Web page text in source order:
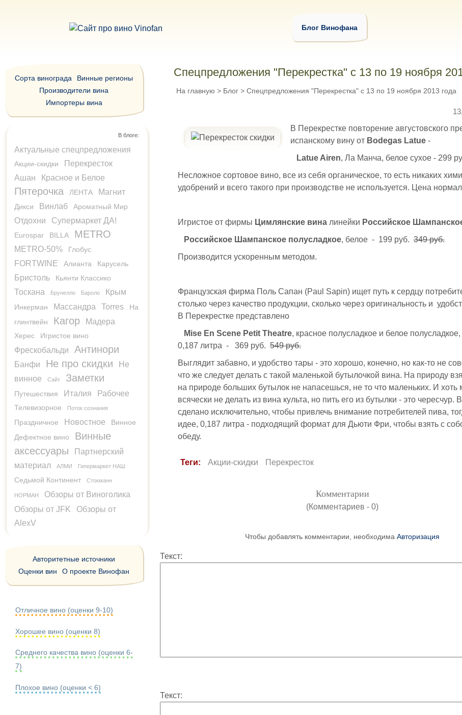
Блог Винофана
Спецпредложения "Перекрестка" с 13 по 19 ноября
На главную > Блог >Спецпредложения "Перекрестка" с 13 по 19 ноября 2013 года
В Перекрестке повторение августовского
испанскому вину от Bodegas Latue-
Latue Airen, Ла Манча, белое сухое - 299
Несложное сортовое вино, все из себя органическое, то есть никаких
удобрений и всего такого при производстве не используется. Цена
Игристое от фирмы Цимлянские виналинейки Российское
Российское Шампанское полусладкое, белое - 199 руб.349 руб.
Производится ускоренным методом.
Французская фирма Поль Сапан (Paul Sapin) ищет путь к сердцу
столько через качество продукции, сколько через оригинальность и
В Перекрестке представлено
Mise En Scene Petit Theatre, красное полусладкое и белое полусладкое,
0,187 литра - 369 руб.549 руб.
Выглядит забавно, и удобство тары - это хорошо, конечно, но как-то не
что же следует делать с такой маленькой бутылочкой вина. На природу
на природе больших бутылок не напасешься, не то что маленьких. И хоть
всячески не делать из вина культа, но пить его из бутылки - это чересчур.
сделано исключительно, чтобы привлечь внимание потребителей пива,
идее, 0,187 литра - подходящий формат для Дьюти Фри, чтобы взять с
обеду.
Теги: Акции-скидки Перекресток
Комментарии
(Комментариев - 0)
Чтобы добавлять комментарии, необходима Авторизация
Текст:
Текст:
Сорта винограда
Винные регионы
Производители вина
Импортеры вина
В блоге:
Актуальные спецпредложения
Акции-скидки
Перекресток
Ашан
Красное и Белое
Пятерочка ЛЕНТА Магнит
Дикси Винлаб Ароматный Мир
Отдохни Супермаркет ДА!
Eurospar BILLA METRO
METRO-50% Глобус
FORTWINE Алианта Карусель
Бристоль Кьянти Классико
Тоскана Брунелло Бароло Крым
Инкерман Массандра Torres
На
глинтвейн
Кагор Мадера
Херес Игристое вино
Фрескобальди Антинори
Банфи Не про скидки
Не
винное
Сайт Заметки
Путешествия Италия Рабочее
Телевизорное Поток сознания
Праздничное Новостное
Винное
Дефектное вино
Винные
аксессуары
Партнерский
материал
АЛМИ Гипермаркет НАШ
Седьмой Континент Стокманн
НОРМАН
Обзоры от Виноголика
Обзоры от JFK
Обзоры от
AlexV
Авторитетные источники
Оценки вин
О проекте Винофан
Отличное вино (оценки 9-10)
Хорошее вино (оценки 8)
Среднего качества вино (оценки 6-
7)
Плохое вино (оценки < 6)